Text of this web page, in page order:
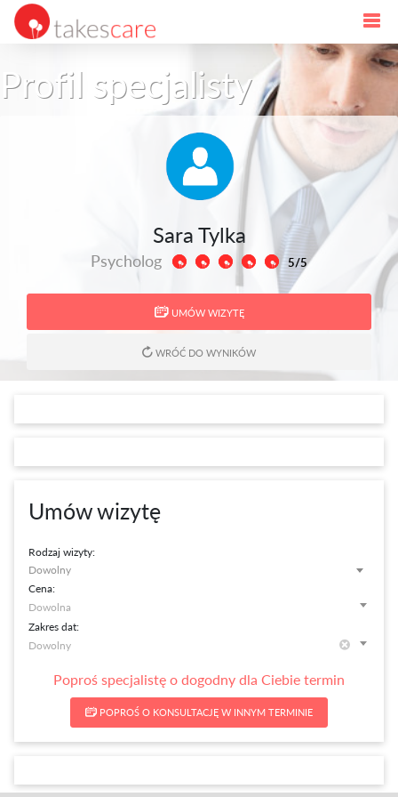
Profil specjalisty
Sara Tylka
Psycholog 5/5
UMÓW WIZYTĘ
WRÓĆ DO WYNIKÓW
Umów wizytę
Rodzaj wizyty:
Dowolny
Cena:
Zakres dat:
Poproś specjalistę o dogodny dla Ciebie termin
POPROŚ O KONSULTACJĘ W INNYM TERMINIE